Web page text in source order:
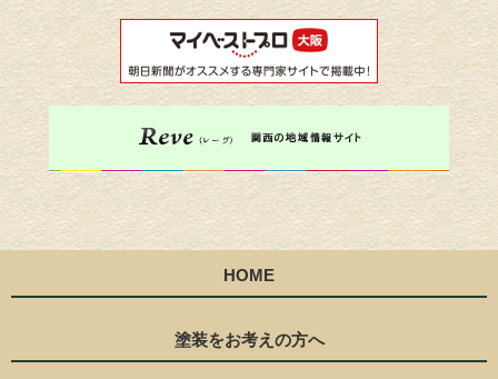
HOME
塗装をお考えの方へ